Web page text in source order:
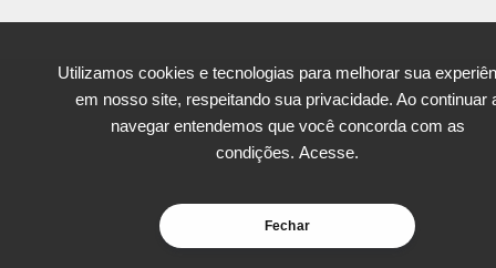
Utilizamos cookies e tecnologias para melhorar sua
em nosso site, respeitando sua privacidade. Ao continuar
navegar entendemos que você concorda com as
condições. Acesse.
Fechar